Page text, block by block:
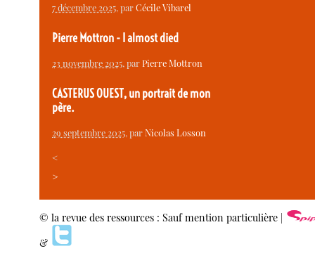
7 décembre 2025, parCécile Vibarel
Pierre Mottron - I almost died
23 novembre 2025, parPierre Mottron
CASTERUS OUEST, un portrait de mon
père.
29 septembre 2025, parNicolas Losson
<
>
© la revue des ressources : Sauf mention particulière |
&